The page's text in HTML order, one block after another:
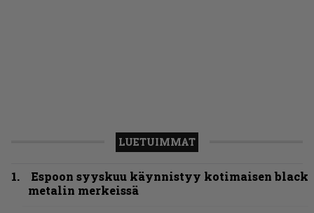
LUETUIMMAT
Espoon syyskuu käynnistyy kotimaisen black
metalin merkeissä